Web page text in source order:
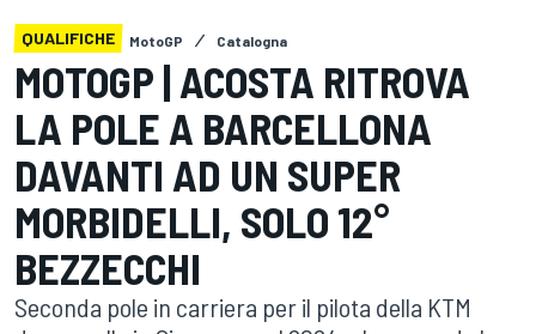
QUALIFICHE MotoGP Catalogna
MOTOGP | ACOSTA RITROVA
LA POLE A BARCELLONA
DAVANTI AD UN SUPER
MORBIDELLI, SOLO 12°
BEZZECCHI
Seconda pole in carriera per il pilota della KTM